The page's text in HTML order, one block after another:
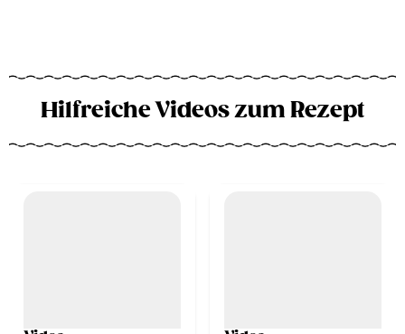
Hilfreiche Videos zum Rezept